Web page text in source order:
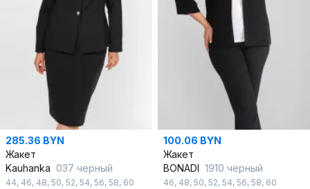
285.36 BYN
Жакет
Kauhanka 037 черный
44, 46, 48, 50, 52, 54, 56, 58, 60
100.06 BYN
Жакет
BONADI 1910 черный
46, 48, 50, 52, 54, 56, 58, 60